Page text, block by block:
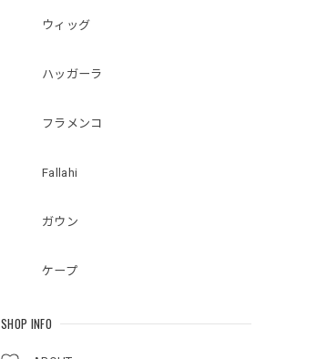
ウィッグ
ハッガーラ
フラメンコ
Fallahi
ガウン
ケープ
SHOP INFO